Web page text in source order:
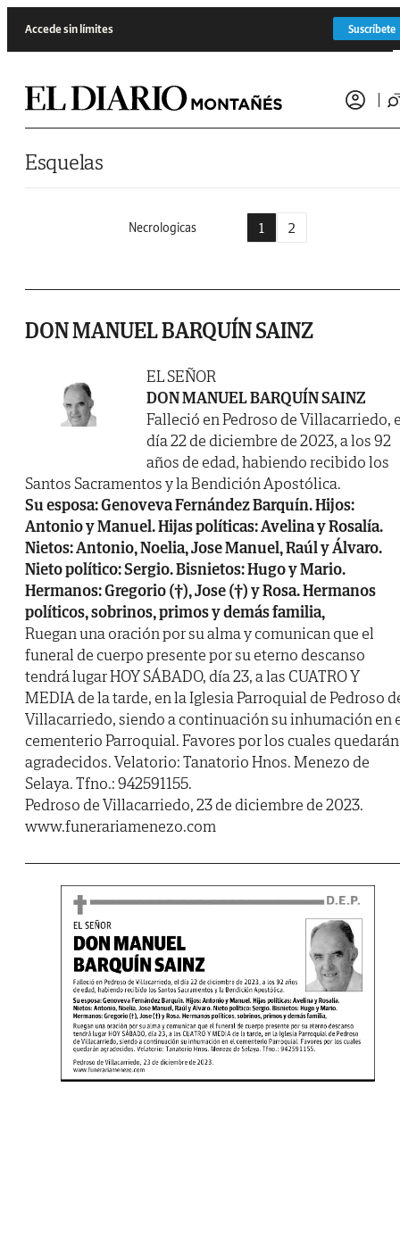
Accede sin límites Suscríbete
Esquelas
Necrologicas 1 2
DON MANUEL BARQUÍN SAINZ
EL SEÑOR
DON MANUEL BARQUÍN SAINZ
Falleció en Pedroso de Villacarriedo,
día 22 de diciembre de 2023, a los 92
años de edad, habiendo recibido los
Santos Sacramentos y la Bendición Apostólica.
Su esposa: Genoveva Fernández Barquín. Hijos:
Antonio y Manuel. Hijas políticas: Avelina y Rosalía.
Nietos: Antonio, Noelia, Jose Manuel, Raúl y Álvaro.
Nieto político: Sergio. Bisnietos: Hugo y Mario.
Hermanos: Gregorio (†), Jose (†) y Rosa. Hermanos
políticos, sobrinos, primos y demás familia,
Ruegan una oración por su alma y comunican que el
funeral de cuerpo presente por su eterno descanso
tendrá lugar HOY SÁBADO, día 23, a las CUATRO Y
MEDIA de la tarde, en la Iglesia Parroquial de Pedroso
Villacarriedo, siendo a continuación su inhumación en
cementerio Parroquial. Favores por los cuales quedarán
agradecidos. Velatorio: Tanatorio Hnos. Menezo de
Selaya. Tfno.: 942591155.
Pedroso de Villacarriedo, 23 de diciembre de 2023.
www.funerariamenezo.com